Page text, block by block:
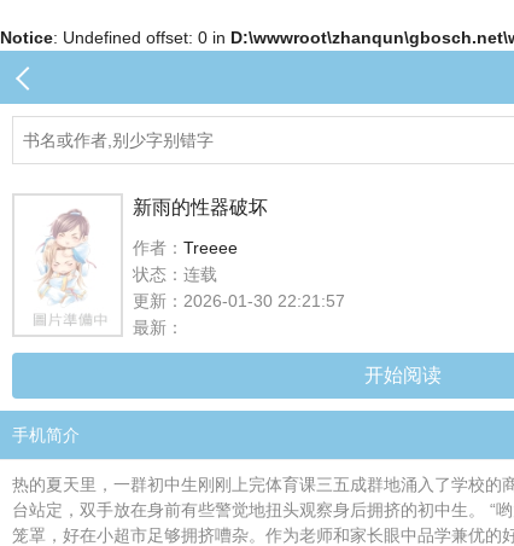
Notice: Undefined offset: 0 in
新雨的性器破坏
作者： Treeee
状态：连载
更新：2026-01-30 22:21:57
最新：
开始阅读
手机简介
热的夏天里，一群初中生刚刚上完体育课三五成群地涌入了学校
台站定，双手放在身前有些警觉地扭头观察身后拥挤的初中生。 “
笼罩，好在小超市足够拥挤嘈杂。作为老师和家长眼中品学兼优